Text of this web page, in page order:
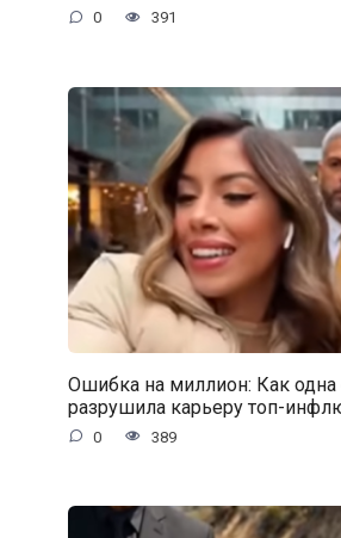
0 391
Ошибка на миллион: Как одна
разрушила карьеру топ-
0 389